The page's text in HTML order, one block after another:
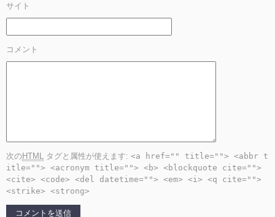
サイト
コメント
次のHTML タグと属性が使えます: <a href="" title=""> <abbr t
itle=""> <acronym title=""> <b> <blockquote cite="">
<cite> <code> <del datetime=""> <em> <i> <q cite="">
<strike> <strong>